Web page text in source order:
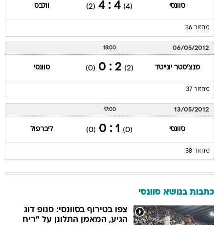
סוונסי (4)
4 : 4
(2) וולבס
מחזור 36
06/05/2012
18:00
מנצ'סטר יונייטד (2)
2 : 0
(0) סוונסי
מחזור 37
13/05/2012
17:00
סוונסי (0)
1 : 0
(0) ליברפול
מחזור 38
כתבות בנושא סוונסי
צפו בטירוף בסוונסי: סנופ דוג
הגיע, המאמן התלונן על "ריח